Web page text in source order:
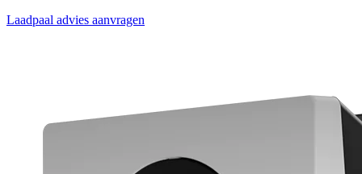
Laadpaal advies aanvragen